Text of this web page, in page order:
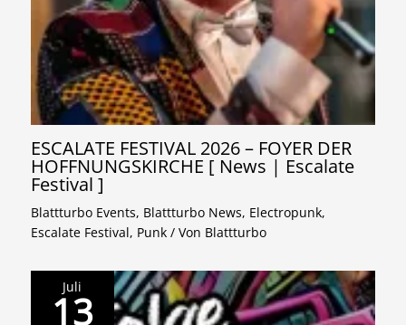
ESCALATE FESTIVAL 2026 – FOYER DER
HOFFNUNGSKIRCHE [ News | Escalate
Festival ]
Blattturbo Events, Blattturbo News, Electropunk,
Escalate Festival, Punk / Von Blattturbo
Juli
13